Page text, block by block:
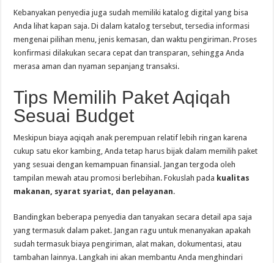
Kebanyakan penyedia juga sudah memiliki katalog digital yang bisa
Anda lihat kapan saja. Di dalam katalog tersebut, tersedia informasi
mengenai pilihan menu, jenis kemasan, dan waktu pengiriman. Proses
konfirmasi dilakukan secara cepat dan transparan, sehingga Anda
merasa aman dan nyaman sepanjang transaksi.
Tips Memilih Paket Aqiqah
Sesuai Budget
Meskipun biaya aqiqah anak perempuan relatif lebih ringan karena
cukup satu ekor kambing, Anda tetap harus bijak dalam memilih paket
yang sesuai dengan kemampuan finansial. Jangan tergoda oleh
tampilan mewah atau promosi berlebihan. Fokuslah pada kualitas
makanan, syarat syariat, dan pelayanan.
Bandingkan beberapa penyedia dan tanyakan secara detail apa saja
yang termasuk dalam paket. Jangan ragu untuk menanyakan apakah
sudah termasuk biaya pengiriman, alat makan, dokumentasi, atau
tambahan lainnya. Langkah ini akan membantu Anda menghindari